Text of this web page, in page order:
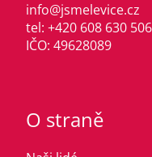
info@jsmelevice.cz
tel: +420 608 630 506
IČO: 49628089
O straně